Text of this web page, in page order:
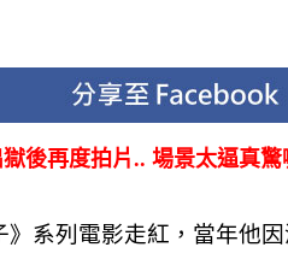
後再度拍片.. 場景太逼真
系列電影走紅，當年他